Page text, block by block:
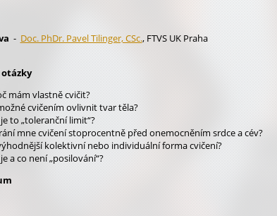
- Doc. PhDr. Pavel Tilinger, CSc., FTVS UK Praha
mám vlastně cvičit?
cvičením ovlivnit tvar těla?
to „toleranční limit“?
mne cvičení stoprocentně před onemocněním srdce a cév?
kolektivní nebo individuální forma cvičení?
a co není „posilování“?